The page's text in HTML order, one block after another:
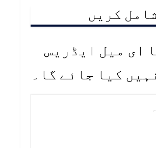
کریں
ای میل ایڈریس
کیا جائے گا۔